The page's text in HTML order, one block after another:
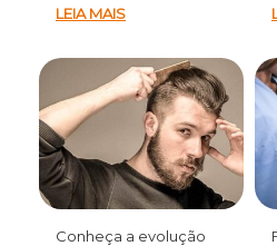
LEIA MAIS
Conheça a evolução